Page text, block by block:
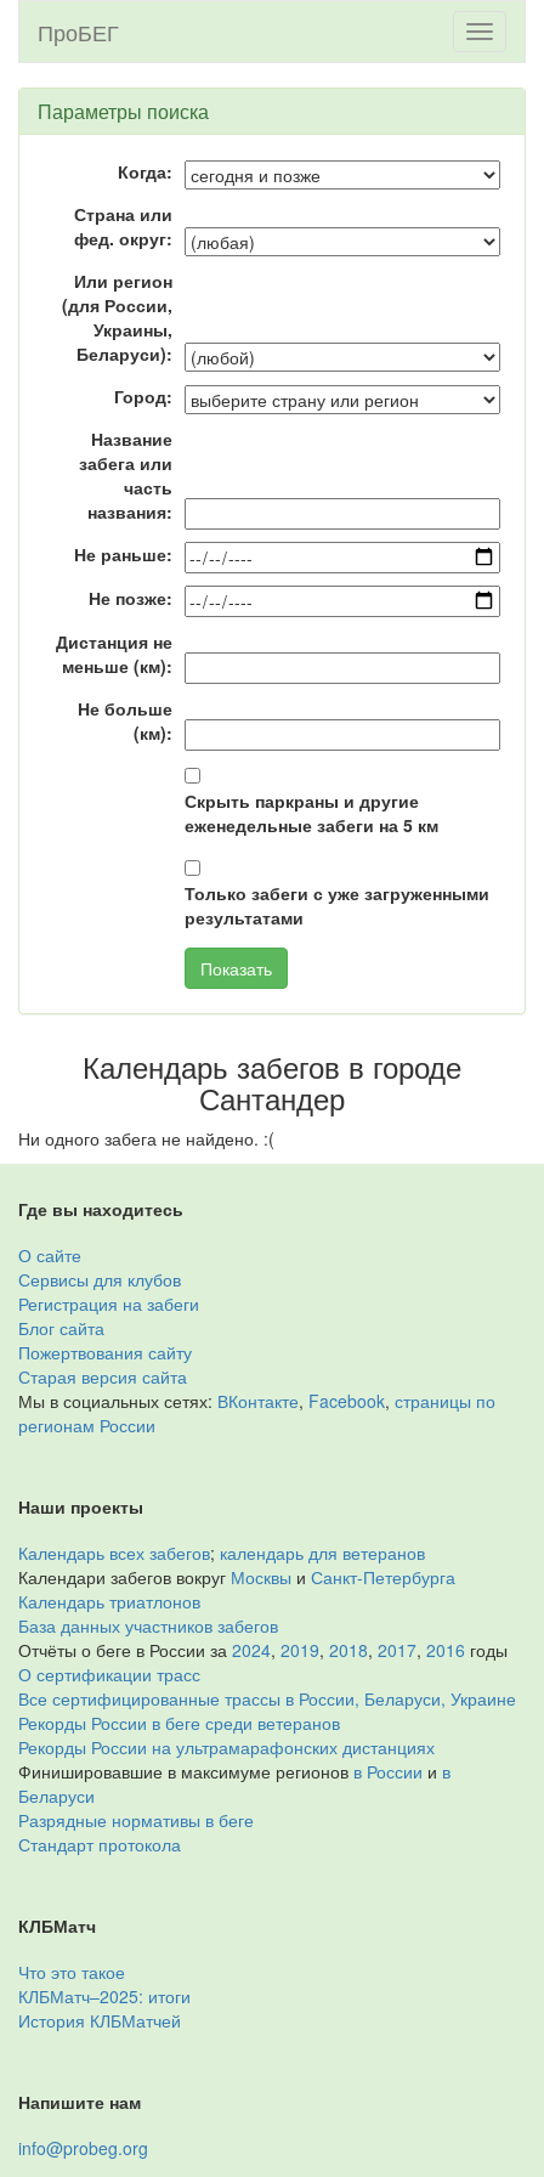
Toggle
ПроБЕГ
Параметры поиска
Когда:
Страна или
фед. округ:
Или регион
(для России,
Украины,
Беларуси):
Город:
Название
забега или
часть
названия:
Не раньше:
Не позже:
Дистанция не
меньше (км):
Не больше
(км):
Скрыть паркраны и другие
еженедельные забеги на 5 км
Только забеги с уже загруженными
результатами
Календарь забегов в городе
Сантандер
Ни одного забега не найдено. :(
Где вы находитесь
О сайте
Сервисы для клубов
Регистрация на забеги
Блог сайта
Пожертвования сайту
Старая версия сайта
Мы в социальных сетях: ВКонтакте, Facebook, страницы по
регионам России
Наши проекты
Календарь всех забегов; календарь для ветеранов
Календари забегов вокруг Москвы и Санкт-Петербурга
Календарь триатлонов
База данных участников забегов
Отчёты о беге в России за 2024, 2019, 2018, 2017, 2016 годы
О сертификации трасс
Все сертифицированные трассы в России, Беларуси, Украине
Рекорды России в беге среди ветеранов
Рекорды России на ультрамарафонских дистанциях
Финишировавшие в максимуме регионов в России и в
Беларуси
Разрядные нормативы в беге
Стандарт протокола
КЛБМатч
Что это такое
КЛБМатч–2025: итоги
История КЛБМатчей
Напишите нам
info@probeg.org